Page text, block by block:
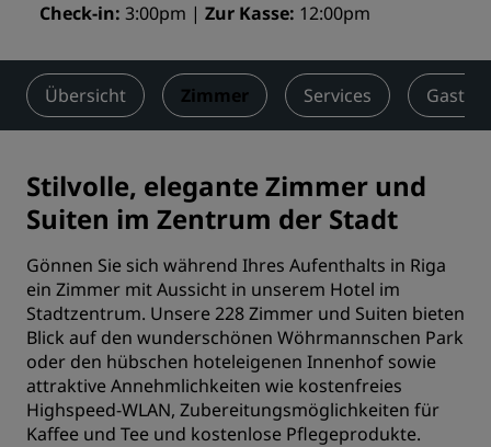
Check-in 3:00pm Zur Kasse 12:00pm
Übersicht Zimmer Services
Stilvolle, elegante Zimmer und
Suiten im Zentrum der Stadt
Gönnen Sie sich während Ihres Aufenthalts in Riga
ein Zimmer mit Aussicht in unserem Hotel im
Stadtzentrum. Unsere 228 Zimmer und Suiten bieten
Blick auf den wunderschönen Wöhrmannschen Park
oder den hübschen hoteleigenen Innenhof sowie
attraktive Annehmlichkeiten wie kostenfreies
Highspeed-WLAN, Zubereitungsmöglichkeiten für
Kaffee und Tee und kostenlose Pflegeprodukte.